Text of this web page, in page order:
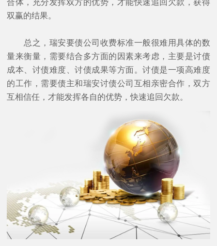
合体，充分发挥双方的优势，才能快速追回欠款，获得
双赢的结果。
总之，瑞安要债公司收费标准一般很难用具体的数
量来衡量，需要结合多方面的因素来考虑，主要是讨债
成本、讨债难度、讨债成果等方面。讨债是一项高难度
的工作，需要债主和瑞安讨债公司互相亲密合作，双方
互相信任，才能发挥各自的优势，快速追回欠款。